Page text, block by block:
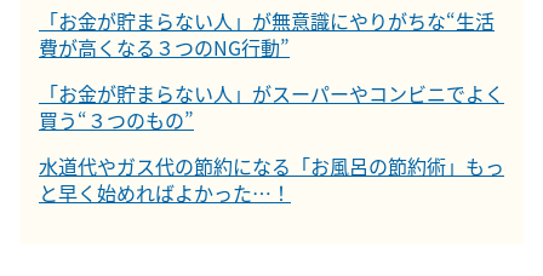
「お金が貯まらない人」が無意識にやりがちな“生活
費が高くなる３つのNG行動”
「お金が貯まらない人」がスーパーやコンビニでよく
買う“３つのもの”
水道代やガス代の節約になる「お風呂の節約術」もっ
と早く始めればよかった…！